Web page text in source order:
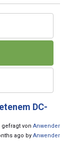
DC-
von Anwender
ago by Anwender